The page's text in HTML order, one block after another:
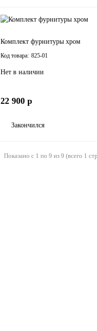
Комплект фурнитуры хром
825-01
Нет в наличии
22 900 р
Закончился
Показано с 1 по 9 из 9 (всего 1